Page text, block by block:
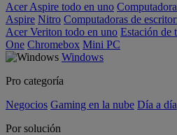
Acer Aspire todo en uno
Aspire Nitro Computadoras de
Acer Veriton todo en uno Estación de
One Chromebox Mini PC
Windows
Pro categoría
Negocios Gaming en la nube Día a día
Por solución